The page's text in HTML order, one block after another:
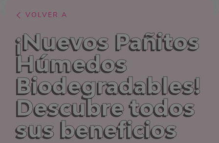
VOLVER A
¡Nuevos Pañitos
Húmedos
Biodegradables!
Descubre todos
sus beneficios